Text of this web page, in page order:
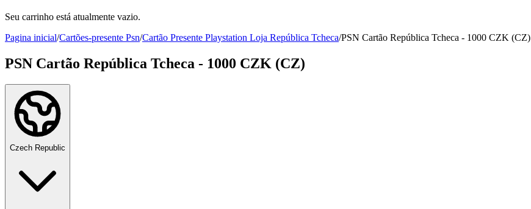
Seu carrinho está atualmente vazio.
Pagina inicial/Cartões-presente Psn/Cartão Presente Playstation Loja República Tcheca/PSN Cartão República Tcheca - 1000 CZK (CZ)
PSN Cartão República Tcheca - 1000 CZK (CZ)
Czech Republic